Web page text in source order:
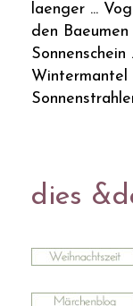
laenger ...
den
Sonnenschein
Wintermantel
dies